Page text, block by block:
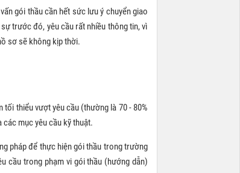
gói thầu cần hết sức lưu ý chuyển giao
trước đó, yêu cầu rất nhiều thông tin, vì
sơ sẽ không kịp thời.
tối thiểu vượt yêu cầu (thường là 70 - 80%
mục yêu cầu kỹ thuật.
pháp để thực hiện gói thầu trong trường
cầu trong phạm vi gói thầu (hướng dẫn)